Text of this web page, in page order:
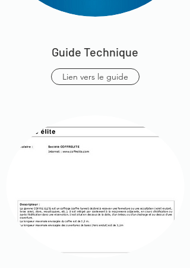
Guide Technique
Lien vers le guide